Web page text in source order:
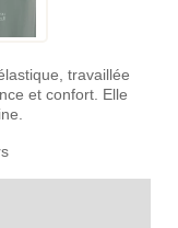
travaillée
et confort. Elle